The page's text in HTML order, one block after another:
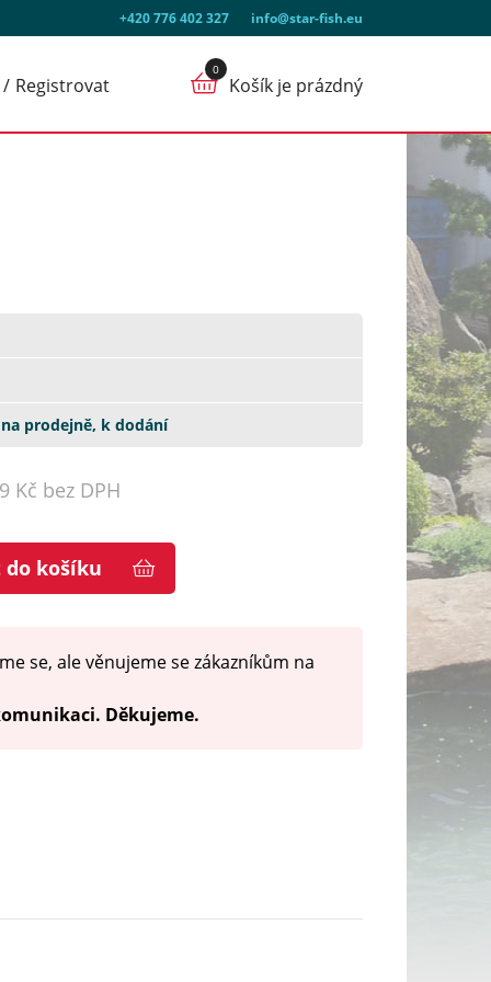
+420 776 402 327 info@star-fish.eu
Registrovat Košík je prázdný
prodejně, k dodání
Kč bez DPH
do košíku
se, ale věnujeme se zákazníkům na
Děkujeme.